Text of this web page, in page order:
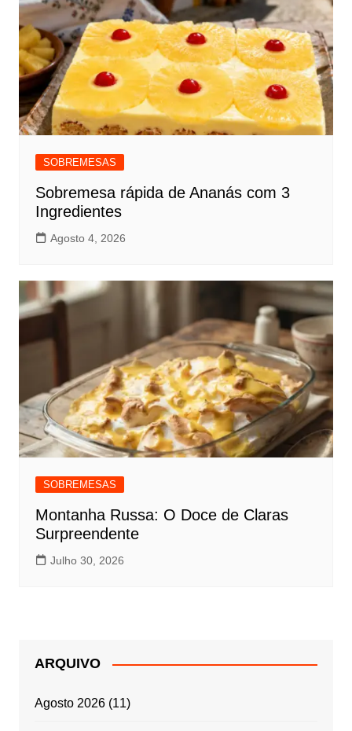
SOBREMESAS
Sobremesa rápida de Ananás com 3
Ingredientes
Agosto 4, 2026
SOBREMESAS
Montanha Russa: O Doce de Claras
Surpreendente
Julho 30, 2026
ARQUIVO
Agosto 2026(11)